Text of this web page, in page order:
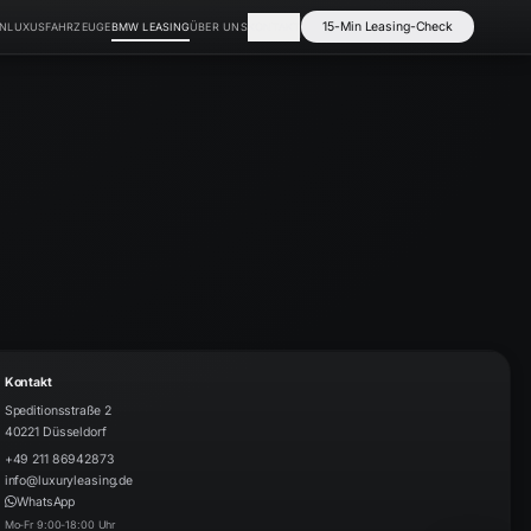
LUXUSFAHRZEUGEBMW LEASINGÜBER UNSKONTAKT 15-Min Leasing-Check
Kontakt
Speditionsstraße 2
40221 Düsseldorf
​+49 211 86942873
info@luxuryleasing.de
WhatsApp
Mo-Fr 9:00-18:00 Uhr